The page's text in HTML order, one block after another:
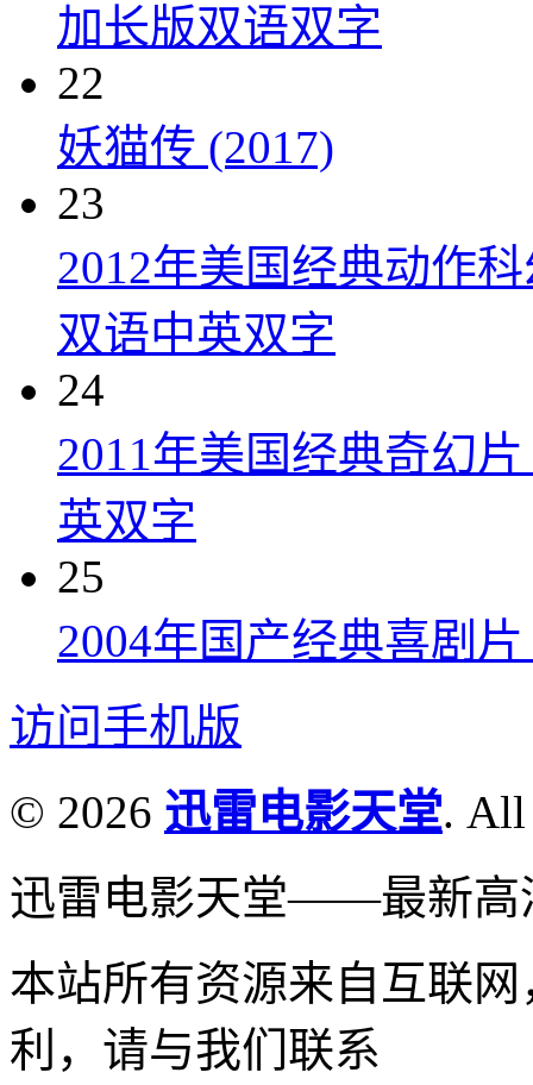
加长版双语双字
22
妖猫传 (2017)
23
2012年美国经典动作
双语中英双字
24
2011年美国经典奇幻
英双字
25
2004年国产经典喜剧
访问手机版
© 2026 迅雷电影天堂. All
迅雷电影天堂——最新高
本站所有资源来自互联
利，请与我们联系